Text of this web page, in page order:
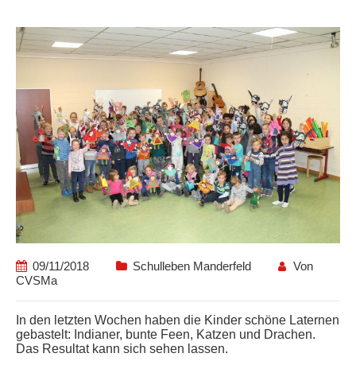
09/11/2018 Schulleben Manderfeld
Von
CVSMa
In den letzten Wochen haben die Kinder schöne Laternen
gebastelt: Indianer, bunte Feen, Katzen und Drachen.
Das Resultat kann sich sehen lassen.